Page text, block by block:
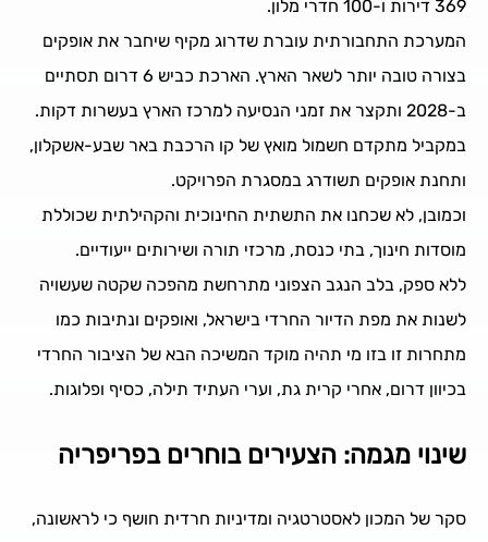
369 דירות ו-100 חדרי מלון.
המערכת התחבורתית עוברת שדרוג מקיף שיחבר את אופקים
בצורה טובה יותר לשאר הארץ. הארכת כביש 6 דרום תסתיים
ב-2028 ותקצר את זמני הנסיעה למרכז הארץ בעשרות דקות.
במקביל מתקדם חשמול מואץ של קו הרכבת באר שבע-אשקלון,
ותחנת אופקים תשודרג במסגרת הפרויקט.
וכמובן, לא שכחנו את התשתית החינוכית והקהילתית שכוללת
מוסדות חינוך, בתי כנסת, מרכזי תורה ושירותים ייעודיים.
ללא ספק, בלב הנגב הצפוני מתרחשת מהפכה שקטה שעשויה
לשנות את מפת הדיור החרדי בישראל, ואופקים ונתיבות כמו
מתחרות זו בזו מי תהיה מוקד המשיכה הבא של הציבור החרדי
בכיוון דרום, אחרי קרית גת, וערי העתיד תילה, כסיף ופלוגות.
שינוי מגמה: הצעירים בוחרים בפריפריה
סקר של המכון לאסטרטגיה ומדיניות חרדית חושף כי לראשונה,